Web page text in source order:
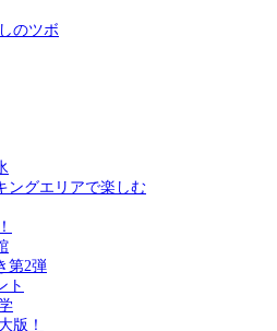
のツボ
ングエリアで楽しむ
第2弾
ト
版！